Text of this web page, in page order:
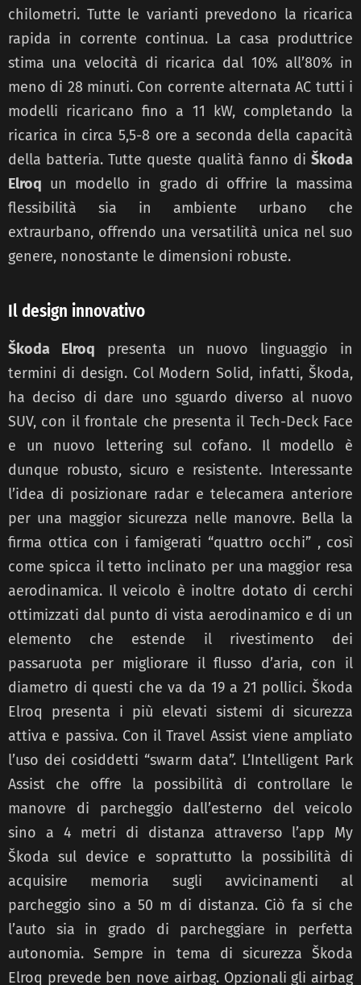
chilometri. Tutte le varianti prevedono la ricarica
rapida in corrente continua. La casa produttrice
stima una velocità di ricarica dal 10% all’80% in
meno di 28 minuti. Con corrente alternata AC tutti i
modelli ricaricano fino a 11 kW, completando la
ricarica in circa 5,5-8 ore a seconda della capacità
della batteria. Tutte queste qualità fanno di Škoda
Elroq un modello in grado di offrire la massima
flessibilità sia in ambiente urbano che
extraurbano, offrendo una versatilità unica nel suo
genere, nonostante le dimensioni robuste.
Il design innovativo
Škoda Elroq presenta un nuovo linguaggio in
termini di design. Col Modern Solid, infatti, Škoda,
ha deciso di dare uno sguardo diverso al nuovo
SUV, con il frontale che presenta il Tech-Deck Face
e un nuovo lettering sul cofano. Il modello è
dunque robusto, sicuro e resistente. Interessante
l’idea di posizionare radar e telecamera anteriore
per una maggior sicurezza nelle manovre. Bella la
firma ottica con i famigerati “quattro occhi” , così
come spicca il tetto inclinato per una maggior resa
aerodinamica. Il veicolo è inoltre dotato di cerchi
ottimizzati dal punto di vista aerodinamico e di un
elemento che estende il rivestimento dei
passaruota per migliorare il flusso d’aria, con il
diametro di questi che va da 19 a 21 pollici. Škoda
Elroq presenta i più elevati sistemi di sicurezza
attiva e passiva. Con il Travel Assist viene ampliato
l’uso dei cosiddetti “swarm data”. L’Intelligent Park
Assist che offre la possibilità di controllare le
manovre di parcheggio dall’esterno del veicolo
sino a 4 metri di distanza attraverso l’app My
Škoda sul device e soprattutto la possibilità di
acquisire memoria sugli avvicinamenti al
parcheggio sino a 50 m di distanza. Ciò fa si che
l’auto sia in grado di parcheggiare in perfetta
autonomia. Sempre in tema di sicurezza Škoda
Elroq prevede ben nove airbag. Opzionali gli airbag